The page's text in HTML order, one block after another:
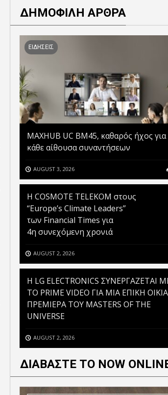
ΔΗΜΟΦΙΛΗ ΑΡΘΡΑ
ΕΙΔΗΣΕΙΣ
MAXHUB UC BM45, καθαρός ήχος για
κάθε αίθουσα συναντήσεων
AUGUST 3, 2026
Η COSMOTE TELEKOM στους
“Europe’s Climate Leaders”
των Financial Times για
4η συνεχόμενη χρονιά
AUGUST 2, 2026
H LG ELECTRONICS ΣΥΝΕΡΓΑΖΕΤΑΙ
ΤΟ PRIME VIDEO ΓΙΑ ΜΙΑ ΕΠΙΚΗ
ΠΡΕΜΙΕΡΑ ΤΟΥ MASTERS OF THE
UNIVERSE
AUGUST 2, 2026
ΔΙΑΒΑΣΤΕ ΤΟ NOW